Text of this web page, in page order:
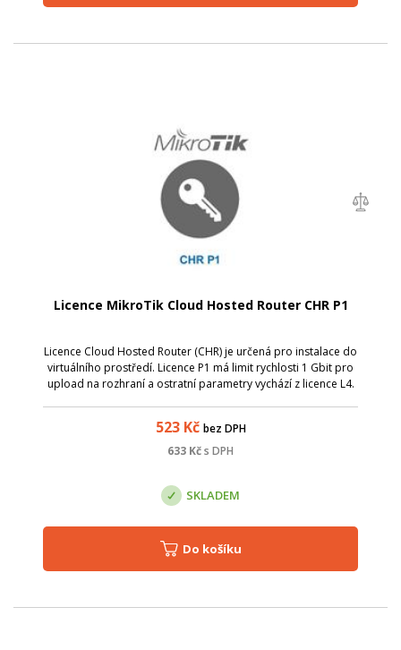
Licence MikroTik Cloud Hosted Router CHR P1
Licence Cloud Hosted Router (CHR) je určená pro instalace do
virtuálního prostředí. Licence P1 má limit rychlosti 1 Gbit pro
upload na rozhraní a ostratní parametry vychází z licence L4.
523Kč bez DPH
633 Kčs DPH
SKLADEM
Do košíku